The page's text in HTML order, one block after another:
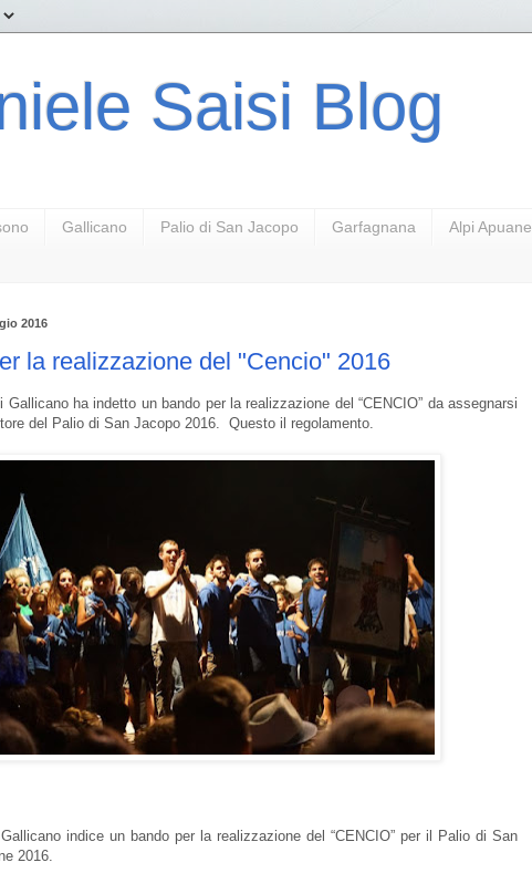
Saisi Blog
Gallicano Palio di San Jacopo Garfagnana Alpi Apuane
2016
la realizzazione del "Cencio" 2016
Gallicano ha indetto un bando per la realizzazione del “CENCIO” da assegnarsi
del Palio di San Jacopo 2016. Questo il regolamento.
indice un bando per la realizzazione del “CENCIO” per il Palio di San
2016.